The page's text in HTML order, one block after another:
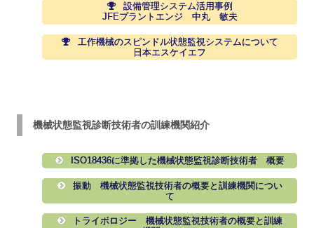
設備管理システム活用事例
JFEプラントエンジ 中丸 敏夫
工作機械のスピンドル状態監視システムについて
日本エスケイエフ
機械状態監視診断技術者の訓練機関紹介
ISO18436に準拠した機械状態監視診断技術者 概要
振動 機械状態監視技術者の概要と訓練機関につい
て
トライボロジー 機械状態監視技術者の概要と訓練